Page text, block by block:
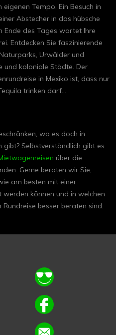
Tempo. Ein Besuch in
Abstecher in das hübsche
Ende des Tages wartet Ihre
Entdecken Sie faszinierende
Urwälder und
und koloniale Städte. Der
in Mexiko ist, dass nur
trinken darf...
wo es doch in
gibt? Selbstverständlich gibt es
über die
Gerne beraten wir Sie,
am besten mit einer
können und in welchen
besser beraten sind.